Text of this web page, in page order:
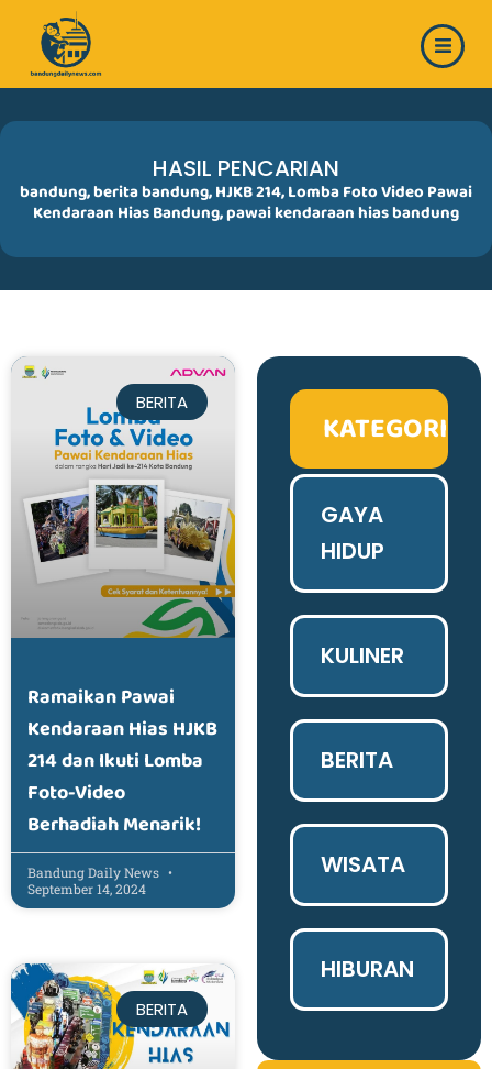
content
HASIL PENCARIAN
bandung,berita bandung,HJKB 214,Lomba Foto Video Pawai
Kendaraan Hias Bandung,pawai kendaraan hias bandung
BERITA
Ramaikan Pawai
Kendaraan Hias HJKB
214 dan Ikuti Lomba
Foto-Video
Berhadiah Menarik!
Bandung Daily News
September 14, 2024
BERITA
KATEGORI
GAYA
HIDUP
KULINER
BERITA
WISATA
HIBURAN